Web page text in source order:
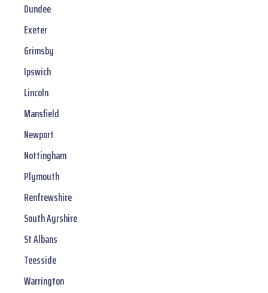
Dundee
Exeter
Grimsby
Ipswich
Lincoln
Mansfield
Newport
Nottingham
Plymouth
Renfrewshire
South Ayrshire
St Albans
Teesside
Warrington